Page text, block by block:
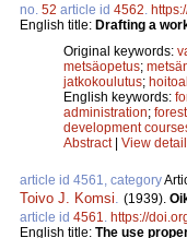
no. 52 article id 4562
English title: Drafting a
Original keywords:
metsäopetus;
jatkokoulutus;
English keywords:
administration;
development
Abstract| View
article id 4561, category
Toivo J. Komsi (1939).
article id 4561
https://
English title: The use